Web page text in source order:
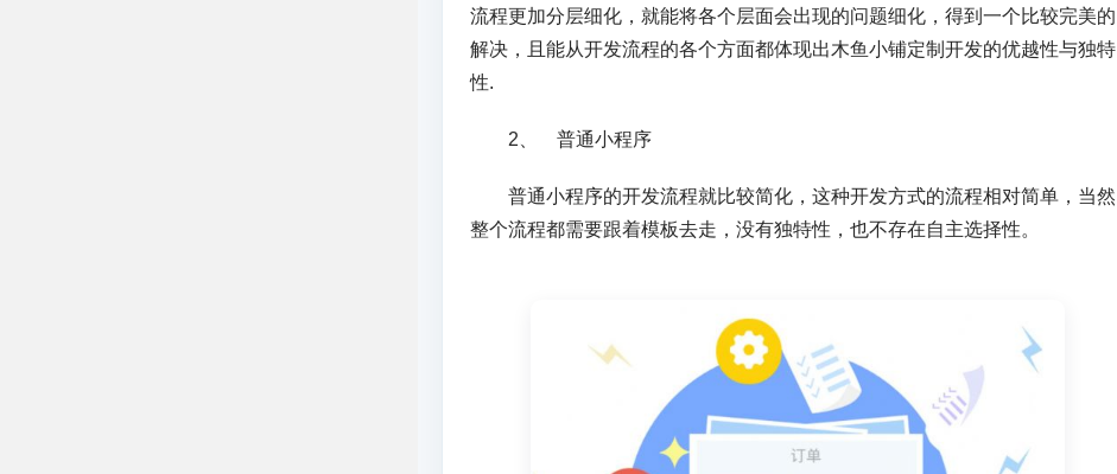
流程更加分层细化，就能将各个层面会出现的问题细化，得到一个比较完美的
解决，且能从开发流程的各个方面都体现出木鱼小铺定制开发的优越性与独特
性.
2、 普通小程序
普通小程序的开发流程就比较简化，这种开发方式的流程相对简单，当然
整个流程都需要跟着模板去走，没有独特性，也不存在自主选择性。